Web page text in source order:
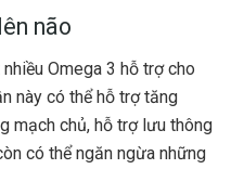
não
Omega 3 hỗ trợ cho
này có thể hỗ trợ tăng
mạch chủ, hỗ trợ lưu thông
có thể ngăn ngừa những